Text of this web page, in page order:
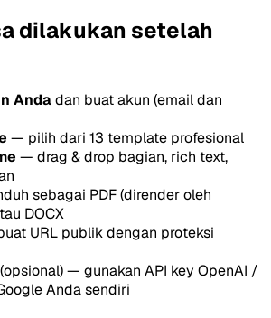
dilakukan setelah
Andadan buat akun (email dan
— pilih dari 13 template profesional
— drag & drop bagian, rich text,
sebagai PDF (dirender oleh
DOCX
URL publik dengan proteksi
(opsional) — gunakan API key OpenAI /
Anda sendiri